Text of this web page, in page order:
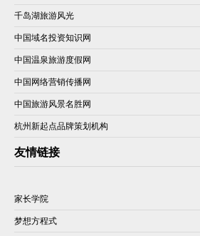
千岛湖旅游风光
中国域名投资知识网
中国温泉旅游度假网
中国网络营销传播网
中国旅游风景名胜网
杭州新起点品牌策划机构
友情链接
家长学院
梦想方程式